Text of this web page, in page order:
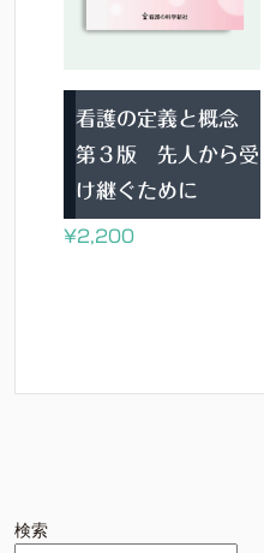
看護の定義と概念
第３版 先人から受
け継ぐために
¥2,200
検索